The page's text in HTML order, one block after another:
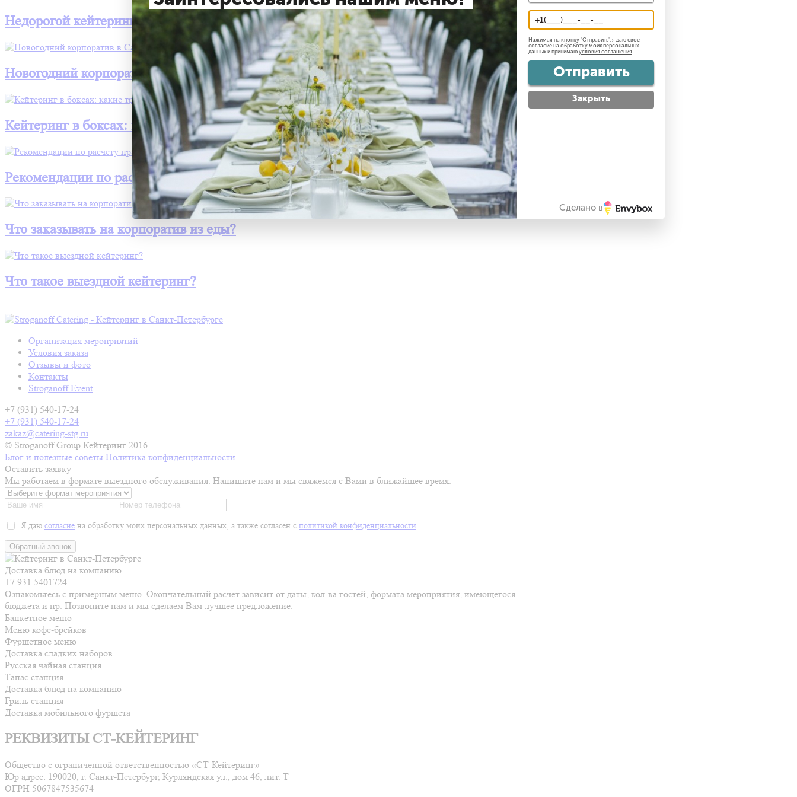
Недорогой кейтеринг в Санкт-Петербурге
Новогодний корпоратив в Санкт-Петербурге: какой формат выбрать?
Кейтеринг в боксах: какие тренды удивят гостей на мероприятиях в 2025 году
Рекомендации по расчету праздничного стола. Еда и напитки для фуршета
Что заказывать на корпоратив из еды?
Что такое выездной кейтеринг?
Организация мероприятий
Условия заказа
Отзывы и фото
Контакты
Stroganoff Event
+7 (931) 540-17-24
+7 (931) 540-17-24
zakaz@catering-stg.ru
© Stroganoff Group Кейтеринг 2016
Блог и полезные советы Политика конфиденциальности
Оставить заявку
Мы работаем в формате выездного обслуживания. Напишите нам и мы свяжемся с Вами в ближайшее время.
Я даю согласие на обработку моих персональных данных, а также согласен с политикой конфиденциальности
Обратный звонок
Доставка блюд на компанию
+7 931 5401724
Ознакомьтесь с примерным меню. Окончательный расчет зависит от даты, кол-ва гостей, формата мероприятия, имеющегося
бюджета и пр. Позвоните нам и мы сделаем Вам лучшее предложение.
Банкетное меню
Меню кофе-брейков
Фуршетное меню
Доставка сладких наборов
Русская чайная станция
Тапас станция
Доставка блюд на компанию
Гриль станция
Доставка мобильного фуршета
РЕКВИЗИТЫ СТ-КЕЙТЕРИНГ
Общество с ограниченной ответственностью «СТ-Кейтеринг»
Юр адрес: 190020, г. Санкт-Петербург, Курляндская ул., дом 46, лит. Т
ОГРН 5067847535674
Нажимая на кнопку "Отправить", я даю свое
согласие на обработку моих персональных
данных и принимаю условия соглашения
Отправить
Закрыть
Сделано в